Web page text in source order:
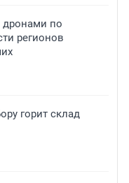
дронами по
регионов
горит склад